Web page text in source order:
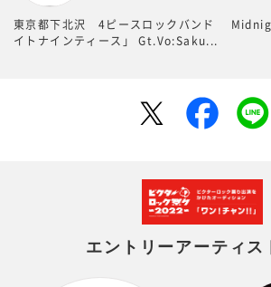
東京都下北沢 4ピースロックバンド
イトナインティース」 Gt.Vo:Saku...
エントリーアーティス